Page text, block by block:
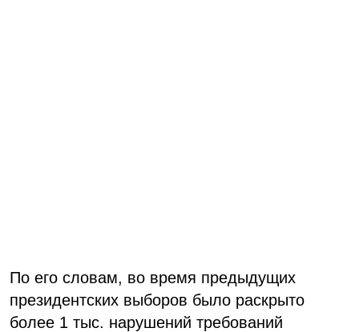
По его словам, во время предыдущих
президентских выборов было раскрыто
более 1 тыс. нарушений требований